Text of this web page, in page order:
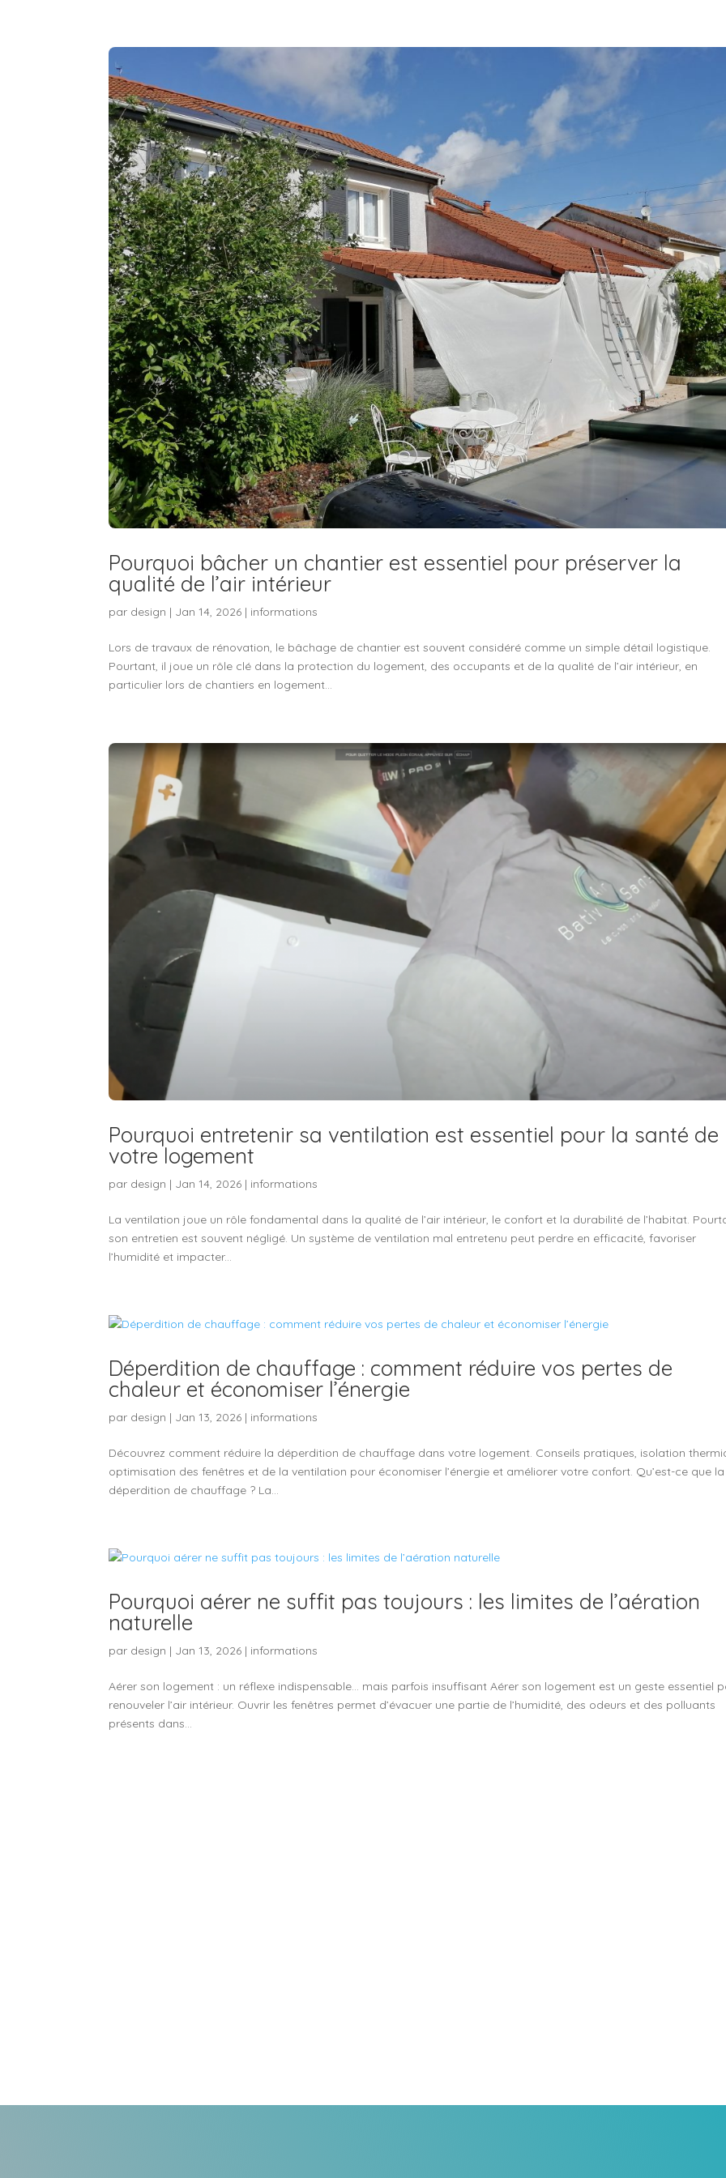
Pourquoi bâcher un chantier est essentiel pour préserver la
qualité de l’air intérieur
par design | Jan 14, 2026 | informations
Lors de travaux de rénovation, le bâchage de chantier est souvent considéré comme un simple détail logistique.
Pourtant, il joue un rôle clé dans la protection du logement, des occupants et de la qualité de l’air intérieur, en
particulier lors de chantiers en logement...
Pourquoi entretenir sa ventilation est essentiel pour la santé de
votre logement
par design | Jan 14, 2026 | informations
La ventilation joue un rôle fondamental dans la qualité de l’air intérieur, le confort et la durabilité de l’habitat.
son entretien est souvent négligé. Un système de ventilation mal entretenu peut perdre en efficacité, favoriser
l’humidité et impacter...
Déperdition de chauffage : comment réduire vos pertes de
chaleur et économiser l’énergie
par design | Jan 13, 2026 | informations
Découvrez comment réduire la déperdition de chauffage dans votre logement. Conseils pratiques, isolation
optimisation des fenêtres et de la ventilation pour économiser l’énergie et améliorer votre confort. Qu’est-ce que la
déperdition de chauffage ? La...
Pourquoi aérer ne suffit pas toujours : les limites de l’aération
naturelle
par design | Jan 13, 2026 | informations
Aérer son logement : un réflexe indispensable… mais parfois insuffisant Aérer son logement est un geste essentiel
renouveler l’air intérieur. Ouvrir les fenêtres permet d’évacuer une partie de l’humidité, des odeurs et des polluants
présents dans...